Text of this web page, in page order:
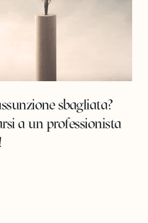
sbagliata?
a un professionista